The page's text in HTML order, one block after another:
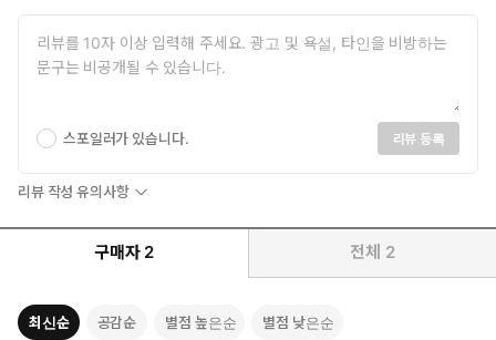
하게 논의해야 한다고 강조한다. 사회학자 오찬호 역시 “쾌적함과
불쾌감이 동전의 양면처럼 떠돌며 정상과 비정상을 쉽사리 구분
하는 풍토를 과감하게 짚어낸다”며 “‘사회적 청결’이라는 시대의
사회 곳곳에 스며들기를 희망한다”고 일독을 권했다. 정신건강의
학과 전문의 하지현 또한 “안전한 사회가 될수록 안심은 되지 않
대한 뼈 때리는 진단과 처방을 만날 수 있을 것”이라고 전했다.
통제가 일상이 되어버린 지금 우리 사회에 가장 시의적절하고도
깊이 있는 논의의 장을 열어줄 것이다.
《윤리적인 사이코패스》, 《탁월한 생각은 철학에서 시작된다》,
《세상의 모든 이야기는 신화에서 시작되었다》, 《70세의 정
스포일러가 있습니다. 리뷰 등록
리뷰 작성 유의사항
구매자 2 전체 2
최신순 공감순 별점 높은순 별점 낮은순